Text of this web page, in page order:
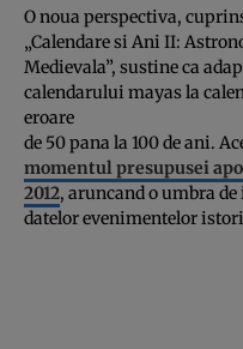
O noua perspectiva,
„Calendare si Ani II:
Medievala”, sustine ca
calendarului mayas la
eroare
de 50 pana la 100 de ani.
momentul presupusei
2012, aruncand o umbra
datelor evenimentelor